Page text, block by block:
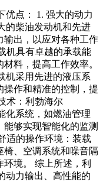
优点： 1. 强大的动力
的柴油发动机和先进
输出，以应对各种工作
机具有卓越的承载能
料，提高工作效率。
机采用先进的液压系
作和精准的控制，提
术：利勃海尔
化系统，如燃油管理
够实现智能化的监测
适的操作环境：装载
、空调系统和噪音隔
境。 综上所述，利
动力输出、高性能的